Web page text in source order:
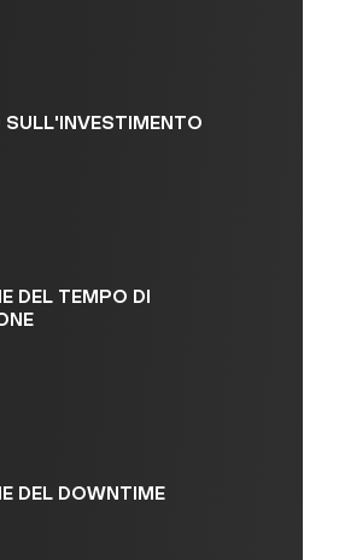
SULL'INVESTIMENTO
DEL TEMPO DI
DEL DOWNTIME